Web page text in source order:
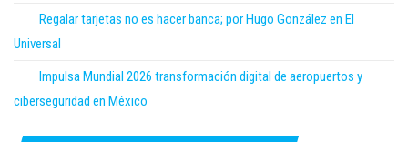
Regalar tarjetas no es hacer banca; por Hugo González en El
Universal
Impulsa Mundial 2026 transformación digital de aeropuertos y
ciberseguridad en México